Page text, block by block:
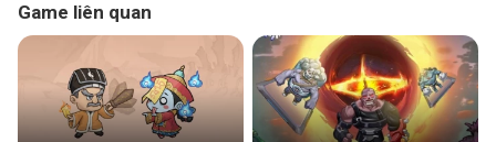
Game liên quan